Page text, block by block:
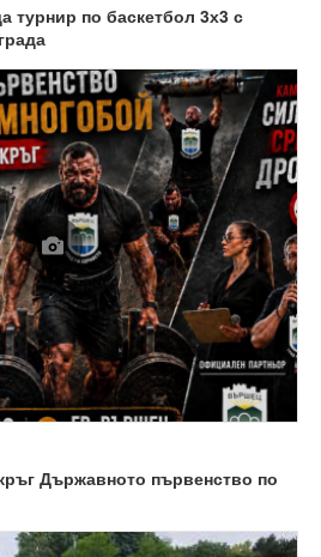
турнир по баскетбол 3х3 с
Държавното първенство по